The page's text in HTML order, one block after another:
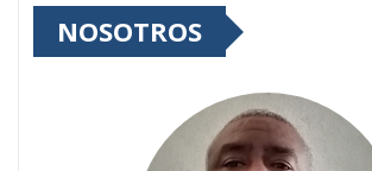
NOSOTROS